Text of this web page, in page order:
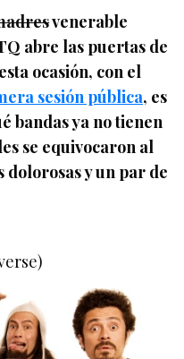
venerable
abre las puertas de
ocasión, con el
sesión pública, es
bandas ya no tienen
se equivocaron al
dolorosas y un par de